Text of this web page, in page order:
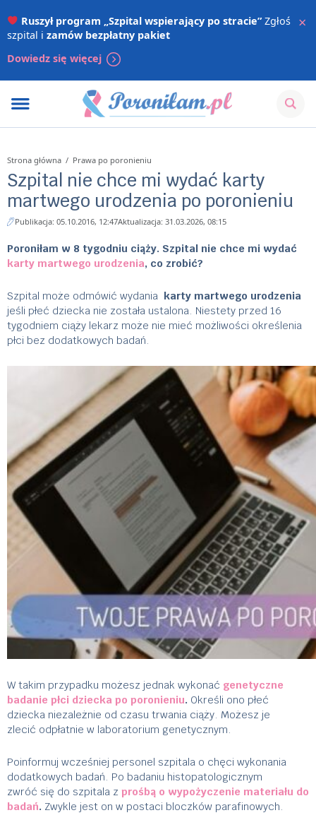
Ruszył program „Szpital wspierający po stracie”Zgłoś
szpital i zamów bezpłatny pakiet
Dowiedz się więcej
×
Strona główna / Prawa po poronieniu
Szpital nie chce mi wydać karty
martwego urodzenia po poronieniu
Publikacja: 05.10.2016, 12:47Aktualizacja: 31.03.2026, 08:15
Poroniłam w 8 tygodniu ciąży. Szpital nie chce mi wydać
karty martwego urodzenia, co zrobić?
Szpital może odmówić wydania karty martwego urodzenia
jeśli płeć dziecka nie została ustalona. Niestety przed 16
tygodniem ciąży lekarz może nie mieć możliwości określenia
płci bez dodatkowych badań.
W takim przypadku możesz jednak wykonać genetyczne
badanie płci dziecka po poronieniu. Określi ono płeć
dziecka niezależnie od czasu trwania ciąży. Możesz je
zlecić odpłatnie w laboratorium genetycznym.
Poinformuj wcześniej personel szpitala o chęci wykonania
dodatkowych badań. Po badaniu histopatologicznym
zwróć się do szpitala z prośbą o wypożyczenie materiału do
badań. Zwykle jest on w postaci bloczków parafinowych.